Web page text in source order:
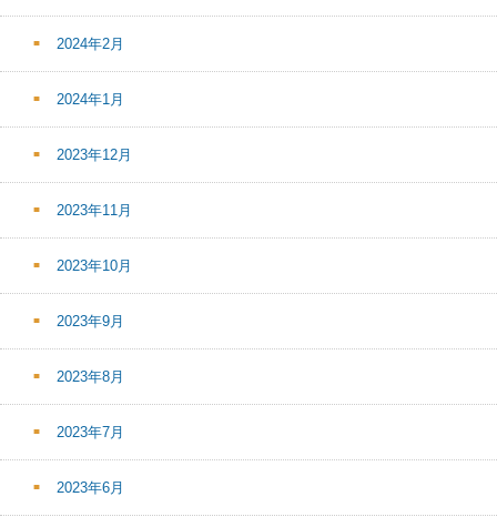
2024年2月
2024年1月
2023年12月
2023年11月
2023年10月
2023年9月
2023年8月
2023年7月
2023年6月